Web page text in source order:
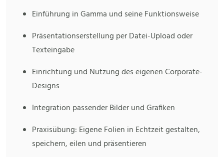
Einführung in Gamma und seine Funktionsweise
Präsentationserstellung per Datei-Upload oder
Texteingabe
Einrichtung und Nutzung des eigenen Corporate-
Designs
Integration passender Bilder und Grafiken
Praxisübung: Eigene Folien in Echtzeit gestalten,
speichern, eilen und präsentieren